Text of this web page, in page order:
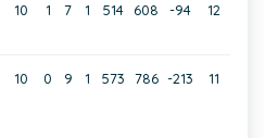
10 1 7 1 514 608 -94 12
10 0 9 1 573 786 -213 11